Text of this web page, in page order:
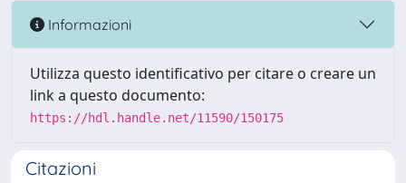
Informazioni
Utilizza questo identificativo per citare o creare un
link a questo documento:
https://hdl.handle.net/11590/150175
Citazioni